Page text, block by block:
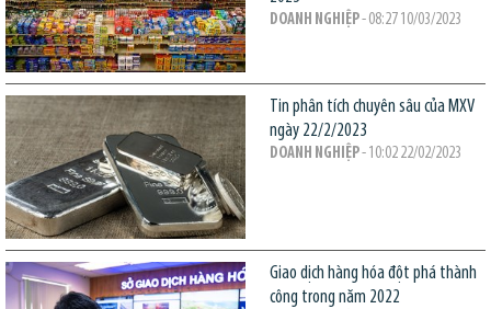
DOANH NGHIỆP- 08:27 10/03/2023
Tin phân tích chuyên sâu của MXV
ngày 22/2/2023
DOANH NGHIỆP- 10:02 22/02/2023
Giao dịch hàng hóa đột phá thành
công trong năm 2022